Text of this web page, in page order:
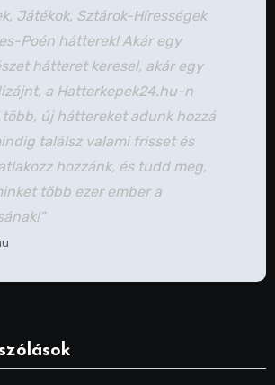
Játékok, Sztárok-Hírességek
Poén hátterek! Akár egy
hátteret keresel, akár egy
a Hatterkepek24.hu-n
új háttereket adunk hozzá
találsz valami frisset és
hozzánk, és tudd meg,
több ezer ember a